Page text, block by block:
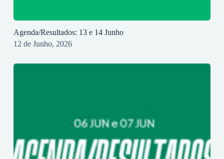
Agenda/Resultados: 13 e 14 Junho
12 de Junho, 2026